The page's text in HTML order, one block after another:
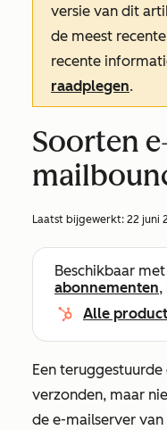
versie van dit
de meest
recente
raadplegen.
Soorten
Laatst bijgewerkt: 22 juni
Beschikbaar
abonnementen,
Alle
Een
verzonden, maar
de e-mailserver